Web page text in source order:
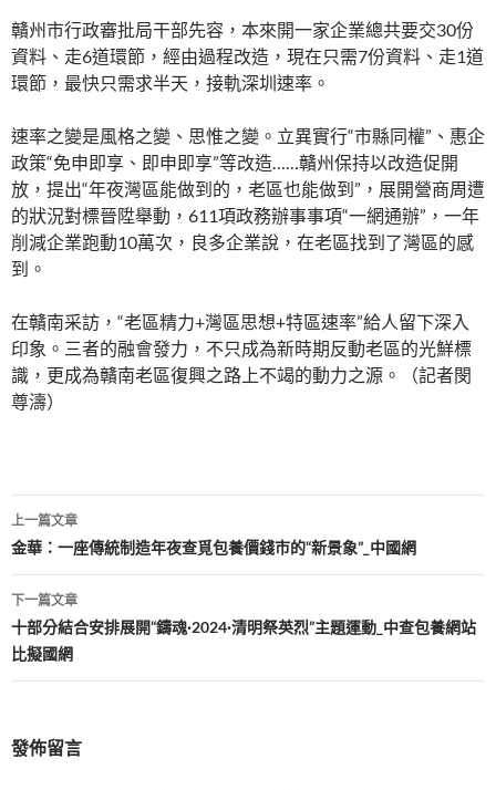
贛州市行政審批局干部先容，本來開一家企業總共要交30份
資料、走6道環節，經由過程改造，現在只需7份資料、走1道
環節，最快只需求半天，接軌深圳速率。
速率之變是風格之變、思惟之變。立異實行“市縣同權”、惠企
政策“免申即享、即申即享”等改造……贛州保持以改造促開
放，提出“年夜灣區能做到的，老區也能做到”，展開營商周遭
的狀況對標晉陞舉動，611項政務辦事事項“一網通辦”，一年
削減企業跑動10萬次，良多企業說，在老區找到了灣區的感
到。
在贛南采訪，“老區精力+灣區思想+特區速率”給人留下深入
印象。三者的融會發力，不只成為新時期反動老區的光鮮標
識，更成為贛南老區復興之路上不竭的動力之源。（記者閔
尊濤）
文
章
導
覽
上一篇文章
金華：一座傳統制造年夜查覓包養價錢市的“新景象”_中國網
下一篇文章
十部分結合安排展開“鑄魂·2024·清明祭英烈”主題運動_中查包養網站
比擬國網
發佈留言